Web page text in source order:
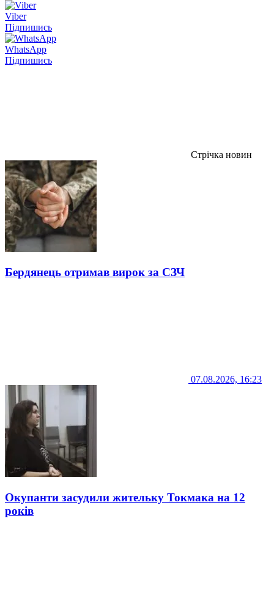
Viber
Підпишись
WhatsApp
Підпишись
Стрічка новин
Бердянець отримав вирок за СЗЧ
07.08.2026, 16:23
Окупанти засудили жительку Токмака на 12
років